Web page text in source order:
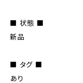
■ 状態 ■
新品
■ タグ ■
あり